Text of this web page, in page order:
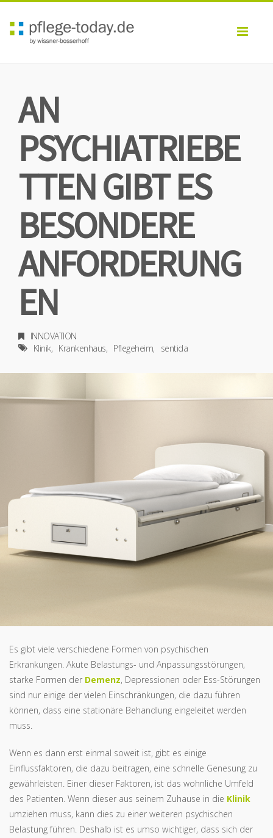
AN
PSYCHIATRIEBE
TTEN GIBT ES
BESONDERE
ANFORDERUNG
EN
INNOVATION
Klinik
Krankenhaus Pflegeheim sentida
Es gibt viele verschiedene Formen von psychischen
Erkrankungen. Akute Belastungs- und Anpassungsstörungen,
starke Formen der Demenz, Depressionen oder Ess-Störungen
sind nur einige der vielen Einschränkungen, die dazu führen
können, dass eine stationäre Behandlung eingeleitet werden
muss.
Wenn es dann erst einmal soweit ist, gibt es einige
Einflussfaktoren, die dazu beitragen, eine schnelle Genesung zu
gewährleisten. Einer dieser Faktoren, ist das wohnliche Umfeld
des Patienten. Wenn dieser aus seinem Zuhause in die Klinik
umziehen muss, kann dies zu einer weiteren psychischen
Belastung führen. Deshalb ist es umso wichtiger, dass sich der